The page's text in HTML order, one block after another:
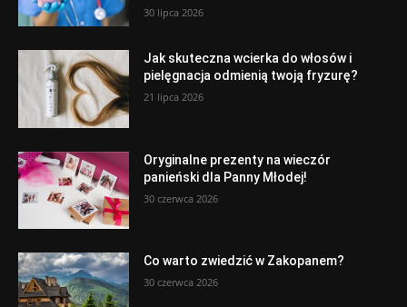
30 lipca 2026
Jak skuteczna wcierka do włosów i
pielęgnacja odmienią twoją fryzurę?
21 lipca 2026
Oryginalne prezenty na wieczór
panieński dla Panny Młodej!
30 czerwca 2026
Co warto zwiedzić w Zakopanem?
30 czerwca 2026